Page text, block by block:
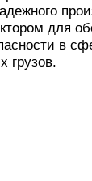
для
в
грузов.